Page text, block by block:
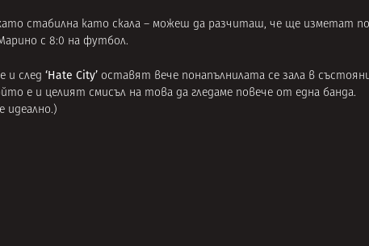
стабилна като скала – можеш да разчиташ, че ще изметат
с 8:0 на футбол.
и след ‘Hate City’ оставят вече понапълнилата се зала в
е и целият смисъл на това да гледаме повече от една банда.
идеално.)